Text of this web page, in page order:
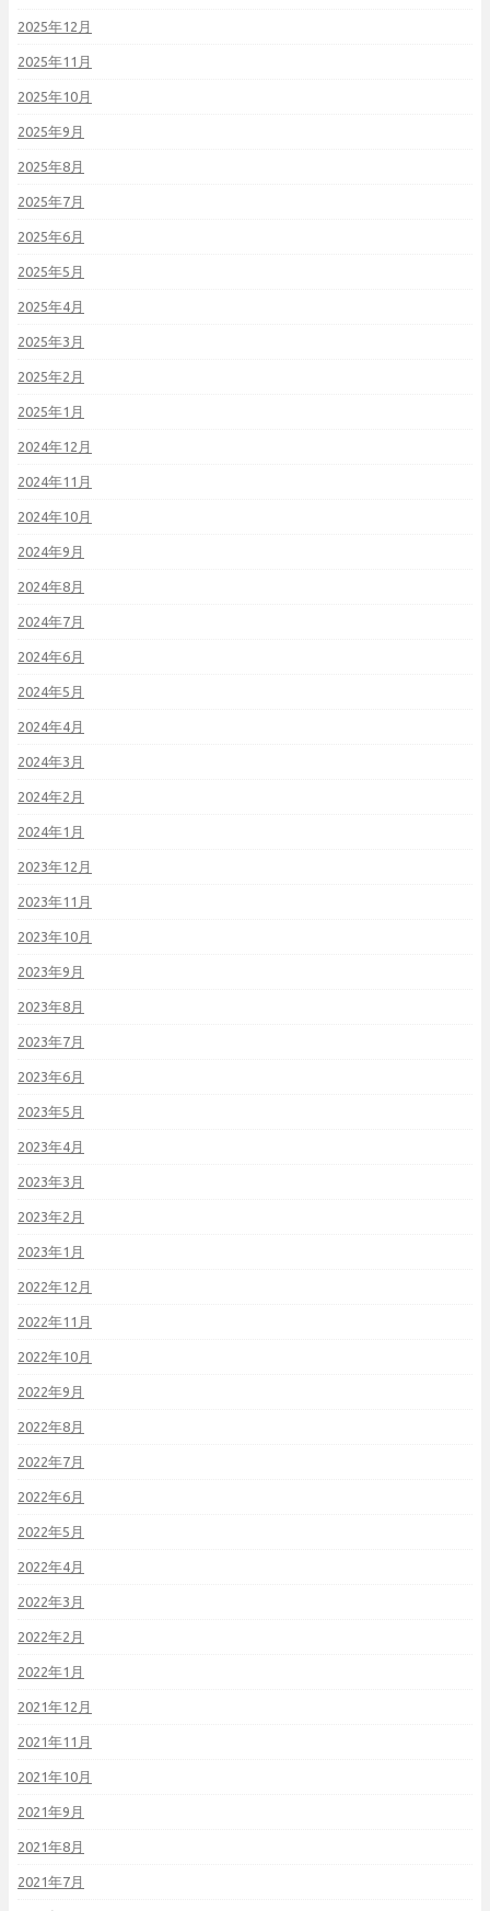
2025年12月
2025年11月
2025年10月
2025年9月
2025年8月
2025年7月
2025年6月
2025年5月
2025年4月
2025年3月
2025年2月
2025年1月
2024年12月
2024年11月
2024年10月
2024年9月
2024年8月
2024年7月
2024年6月
2024年5月
2024年4月
2024年3月
2024年2月
2024年1月
2023年12月
2023年11月
2023年10月
2023年9月
2023年8月
2023年7月
2023年6月
2023年5月
2023年4月
2023年3月
2023年2月
2023年1月
2022年12月
2022年11月
2022年10月
2022年9月
2022年8月
2022年7月
2022年6月
2022年5月
2022年4月
2022年3月
2022年2月
2022年1月
2021年12月
2021年11月
2021年10月
2021年9月
2021年8月
2021年7月